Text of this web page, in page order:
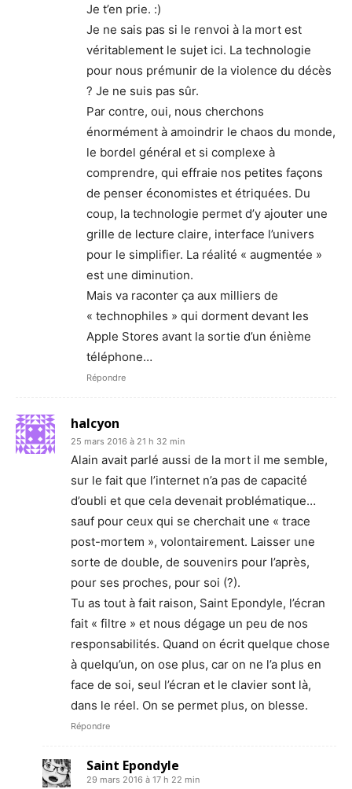
Je t’en prie. :)
Je ne sais pas si le renvoi à la mort est
véritablement le sujet ici. La technologie
pour nous prémunir de la violence du décès
? Je ne suis pas sûr.
Par contre, oui, nous cherchons
énormément à amoindrir le chaos du monde,
le bordel général et si complexe à
comprendre, qui effraie nos petites façons
de penser économistes et étriquées. Du
coup, la technologie permet d’y ajouter une
grille de lecture claire, interface l’univers
pour le simplifier. La réalité « augmentée »
est une diminution.
Mais va raconter ça aux milliers de
« technophiles » qui dorment devant les
Apple Stores avant la sortie d’un énième
téléphone…
Répondre
halcyon
25 mars 2016 à 21 h 32 min
Alain avait parlé aussi de la mort il me semble,
sur le fait que l’internet n’a pas de capacité
d’oubli et que cela devenait problématique…
sauf pour ceux qui se cherchait une « trace
post-mortem », volontairement. Laisser une
sorte de double, de souvenirs pour l’après,
pour ses proches, pour soi (?).
Tu as tout à fait raison, Saint Epondyle, l’écran
fait « filtre » et nous dégage un peu de nos
responsabilités. Quand on écrit quelque chose
à quelqu’un, on ose plus, car on ne l’a plus en
face de soi, seul l’écran et le clavier sont là,
dans le réel. On se permet plus, on blesse.
Répondre
Saint Epondyle
29 mars 2016 à 17 h 22 min